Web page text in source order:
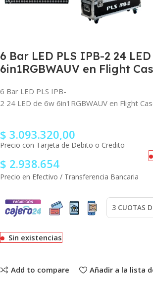
6 Bar LED PLS IPB-2 24
6in1RGBWAUV en Flight
6 Bar LED PLS IPB-
2 24 LED de 6w 6in1RGBWAUV en Flight
$ 3.093.320,00
Precio con Tarjeta de Debito o Credito
$ 2.938.654
Precio en Efectivo / Transferencia Bancaria
Sin existencias
Add to compare Añadir a la lista